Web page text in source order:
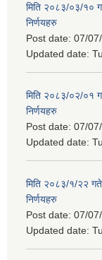
मिति २०८३/०३/१०
निर्णयहरु
Post date: 07/
Updated date:
मिति २०८३/०२/०१
निर्णयहरु
Post date: 07/
Updated date:
मिति २०८३/१/२२
निर्णयहरु
Post date: 07/
Updated date: